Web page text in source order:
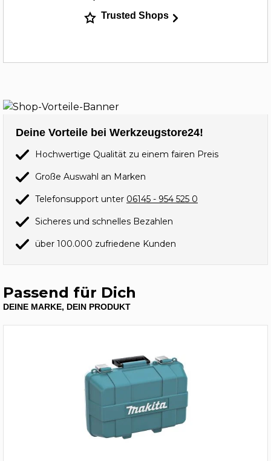
Trusted Shops
Deine Vorteile bei Werkzeugstore24!
Hochwertige Qualität zu einem fairen Preis
Große Auswahl an Marken
Telefonsupport unter 06145 - 954 525 0
Sicheres und schnelles Bezahlen
über 100.000 zufriedene Kunden
Passend für Dich
DEINE MARKE, DEIN PRODUKT